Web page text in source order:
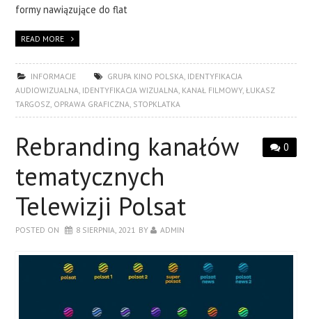
formy nawiązujące do flat
READ MORE
INFORMACJE GRUPA KINO POLSKA, IDENTYFIKACJA
AUDIOWIZUALNA, IDENTYFIKACJA WIZUALNA, KANAŁ FILMOWY,ŁUKASZ
TARGOSZ, OPRAWA GRAFICZNA, STOPKLATKA
0
Rebranding kanałów
tematycznych
Telewizji Polsat
POSTED ON 8 SIERPNIA, 2021 BY ADMIN